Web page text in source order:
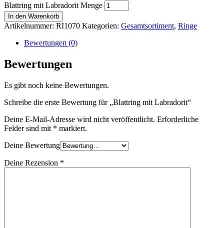
Blattring mit Labradorit Menge
In den Warenkorb
Artikelnummer: RI1070 Kategorien: Gesamtsortiment, Ringe
Bewertungen (0)
Bewertungen
Es gibt noch keine Bewertungen.
Schreibe die erste Bewertung für „Blattring mit Labradorit“
Deine E-Mail-Adresse wird nicht veröffentlicht. Erforderliche
Felder sind mit * markiert.
Deine Bewertung
Deine Rezension *